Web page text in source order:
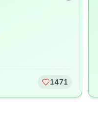
1471